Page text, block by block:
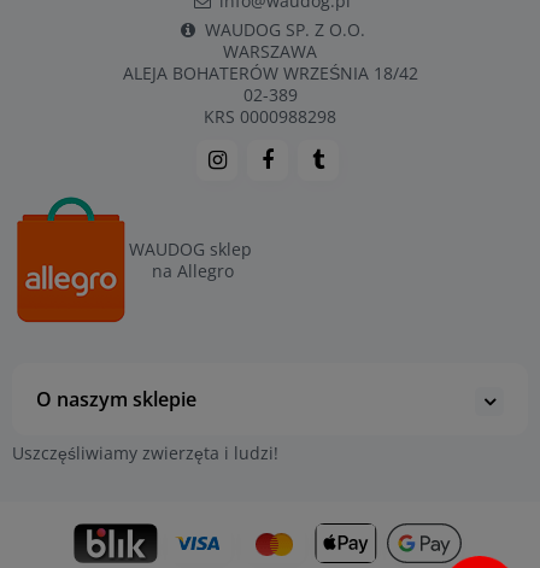
WAUDOG SP. Z O.O.
WARSZAWA
ALEJA BOHATERÓW WRZEŚNIA 18/42
02-389
KRS 0000988298
WAUDOG sklep
na Allegro
O naszym sklepie
Uszczęśliwiamy zwierzęta i ludzi!